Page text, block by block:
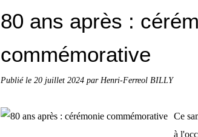
80 ans après :
commémorative
Publié le 20 juillet 2024 par Henri-Ferreol BILLY
Ce
à